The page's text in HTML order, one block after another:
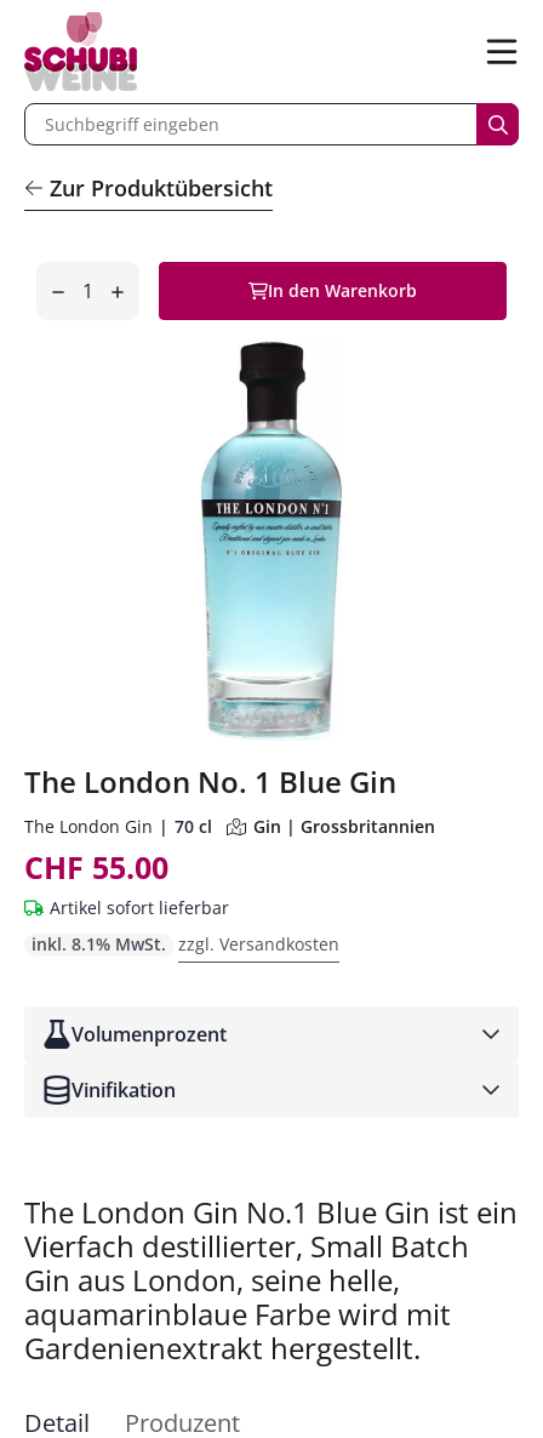
Menü
eingeben
Zur Produktübersicht
In den Warenkorb
The London No. 1 Blue Gin
The London Gin 70 cl Gin | Grossbritannien
CHF 55.00
Artikel sofort lieferbar
inkl. 8.1% MwSt. zzgl. Versandkosten
Volumenprozent
Vinifikation
The London Gin No.1 Blue Gin ist ein
Vierfach destillierter, Small Batch
Gin aus London, seine helle,
aquamarinblaue Farbe wird mit
Gardenienextrakt hergestellt.
Detail
Produzent